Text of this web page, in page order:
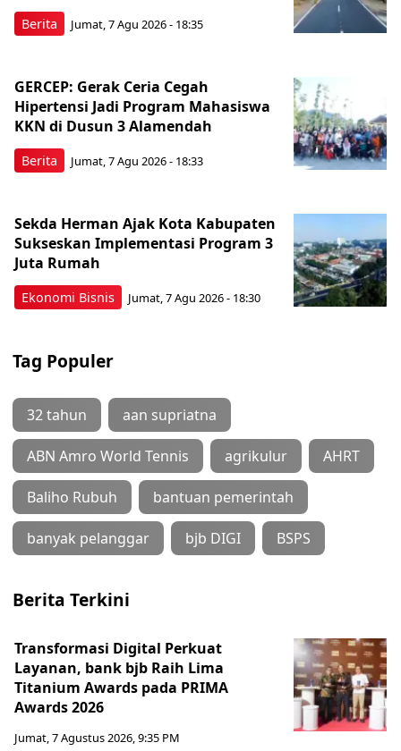
Berita Jumat, 7 Agu 2026 - 18:35
Berita
GERCEP: Gerak Ceria Cegah
Hipertensi Jadi Program Mahasiswa
KKN di Dusun 3 Alamendah
Jumat, 7 Agu 2026 - 18:33
Ekonomi Bisnis
Sekda Herman Ajak Kota Kabupaten
Sukseskan Implementasi Program 3
Juta Rumah
Jumat, 7 Agu 2026 - 18:30
Tag Populer
32 tahun aan supriatna
ABN Amro World Tennis agrikulur AHRT
Baliho Rubuh bantuan pemerintah
banyak pelanggar bjb DIGI BSPS
Berita Terkini
Transformasi Digital Perkuat
Layanan, bank bjb Raih Lima
Titanium Awards pada PRIMA
Awards 2026
Jumat, 7 Agustus 2026, 9:35 PM